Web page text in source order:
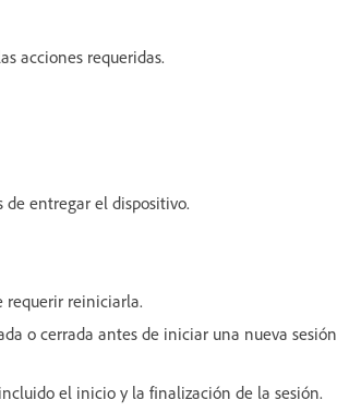
acciones requeridas.
entregar el dispositivo.
requerir reiniciarla.
o cerrada antes de iniciar una nueva sesión
el inicio y la finalización de la sesión.